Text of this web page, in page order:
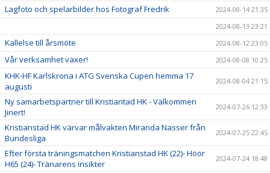
Lagfoto och spelarbilder hos Fotograf Fredrik
2024-08-14 21:35
2024-08-13 23:21
Kallelse till årsmöte 2024-08-12 23:05
Vår verksamhet växer! 2024-08-08 10:25
KHK-HF Karlskrona i ATG Svenska Cupen hemma 17
augusti
2024-08-04 21:15
Ny samarbetspartner till Kristiantad HK - Välkommen
Jinert!
2024-07-26 12:33
Kristianstad HK värvar målvakten Miranda Nasser från
Bundesliga
2024-07-25 22:45
Efter första träningsmatchen Kristianstad HK (22)- Höör
H65 (24)- Tränarens insikter
2024-07-24 18:48